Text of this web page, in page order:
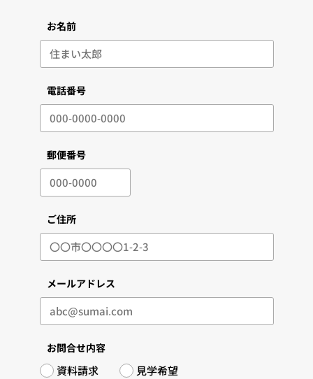
お名前
電話番号
郵便番号
ご住所
メールアドレス
お問合せ内容
資料請求 見学希望